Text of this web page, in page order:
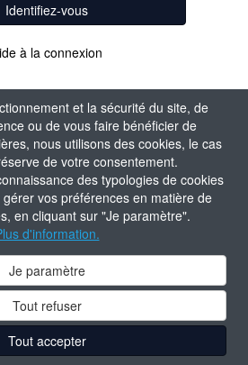
et la sécurité du site, de
ou de vous faire bénéficier de
nous utilisons des cookies, le cas
de votre consentement.
des typologies de cookies
vos préférences en matière de
en cliquant sur "Je paramètre".
d'information.
Je paramètre
Tout refuser
Tout accepter
Identifiez-vous
à la connexion